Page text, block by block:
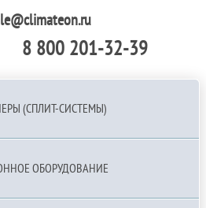
8 800 201-32-39
(СПЛИТ-СИСТЕМЫ)
ОБОРУДОВАНИЕ